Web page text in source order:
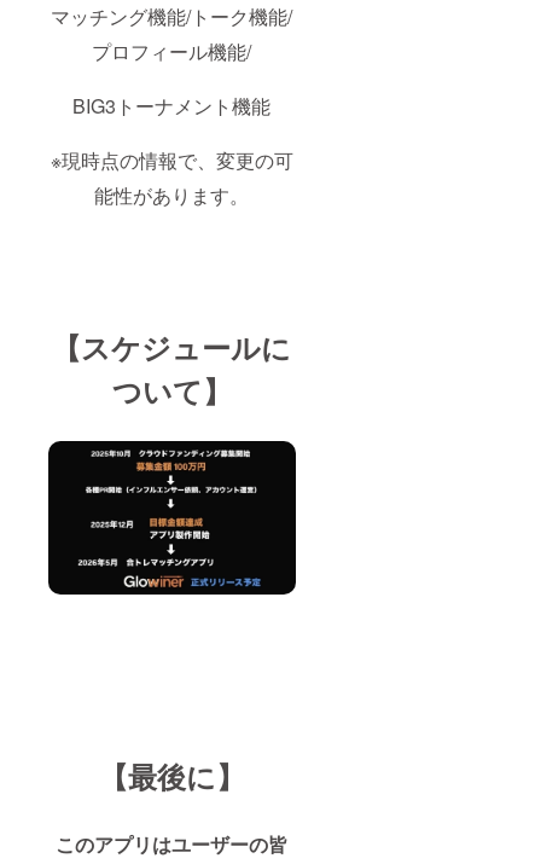
マッチング機能/トーク機能/
プロフィール機能/
BIG3トーナメント機能
※現時点の情報で、変更の可
能性があります。
【スケジュールに
ついて】
【最後に】
このアプリはユーザーの皆